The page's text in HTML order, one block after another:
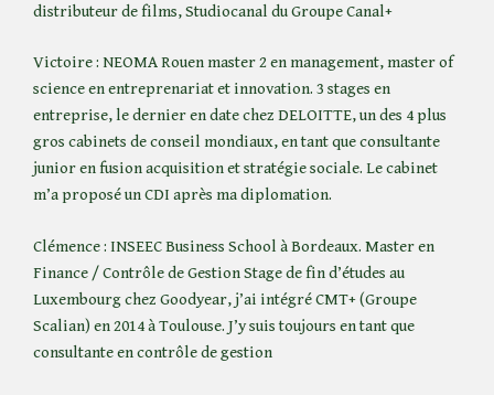
distributeur de films, Studiocanal du Groupe Canal+
Victoire : NEOMA Rouen master 2 en management, master of
science en entreprenariat et innovation. 3 stages en
entreprise, le dernier en date chez DELOITTE, un des 4 plus
gros cabinets de conseil mondiaux, en tant que consultante
junior en fusion acquisition et stratégie sociale. Le cabinet
m’a proposé un CDI après ma diplomation.
Clémence : INSEEC Business School à Bordeaux. Master en
Finance / Contrôle de Gestion Stage de fin d’études au
Luxembourg chez Goodyear, j’ai intégré CMT+ (Groupe
Scalian) en 2014 à Toulouse. J’y suis toujours en tant que
consultante en contrôle de gestion